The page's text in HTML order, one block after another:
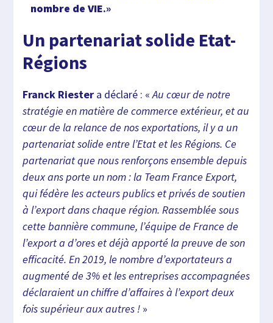
nombre de VIE.»
Un partenariat solide Etat-
Régions
Franck Riester a déclaré : «Au cœur de notre
stratégie en matière de commerce extérieur, et au
cœur de la relance de nos exportations, il y a un
partenariat solide entre l’Etat et les Régions. Ce
partenariat que nous renforçons ensemble depuis
deux ans porte un nom : la Team France Export,
qui fédère les acteurs publics et privés de soutien
à l’export dans chaque région. Rassemblée sous
cette bannière commune, l’équipe de France de
l’export a d’ores et déjà apporté la preuve de son
efficacité. En 2019, le nombre d’exportateurs a
augmenté de 3% et les entreprises accompagnées
déclaraient un chiffre d’affaires à l’export deux
fois supérieur aux autres ! »